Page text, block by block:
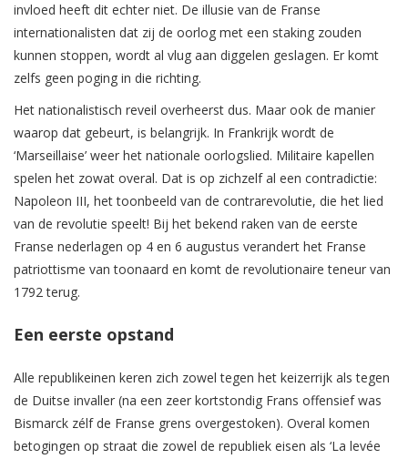
invloed heeft dit echter niet. De illusie van de Franse
internationalisten dat zij de oorlog met een staking zouden
kunnen stoppen, wordt al vlug aan diggelen geslagen. Er komt
zelfs geen poging in die richting.
Het nationalistisch reveil overheerst dus. Maar ook de manier
waarop dat gebeurt, is belangrijk. In Frankrijk wordt de
‘Marseillaise’ weer het nationale oorlogslied. Militaire kapellen
spelen het zowat overal. Dat is op zichzelf al een contradictie:
Napoleon III, het toonbeeld van de contrarevolutie, die het lied
van de revolutie speelt! Bij het bekend raken van de eerste
Franse nederlagen op 4 en 6 augustus verandert het Franse
patriottisme van toonaard en komt de revolutionaire teneur van
1792 terug.
Een eerste opstand
Alle republikeinen keren zich zowel tegen het keizerrijk als tegen
de Duitse invaller (na een zeer kortstondig Frans offensief was
Bismarck zélf de Franse grens overgestoken). Overal komen
betogingen op straat die zowel de republiek eisen als ‘La levée